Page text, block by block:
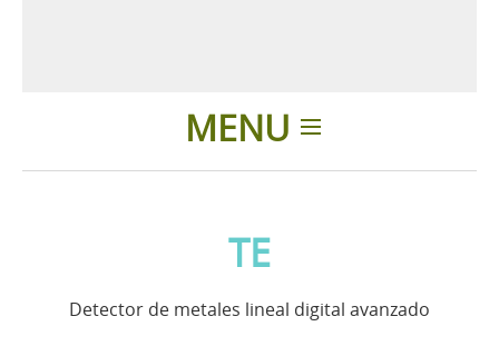
MENU
TE
Detector de metales lineal digital avanzado